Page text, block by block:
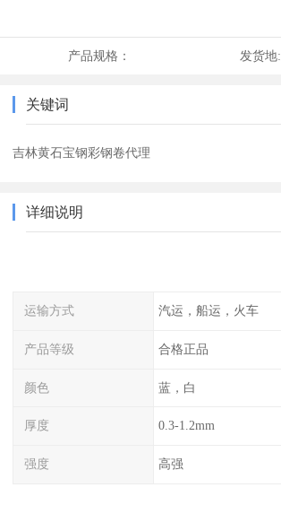
产品规格： 发货地:
关键词
吉林黄石宝钢彩钢卷代理
详细说明
运输方式 汽运，船运，火车
产品等级 合格正品
颜色 蓝，白
厚度 0.3-1.2mm
强度 高强